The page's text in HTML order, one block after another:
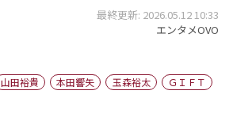
最終更新: 2026.05.12 10:33
エンタメOVO
山田裕貴 本田響矢 玉森裕太 ＧＩＦＴ